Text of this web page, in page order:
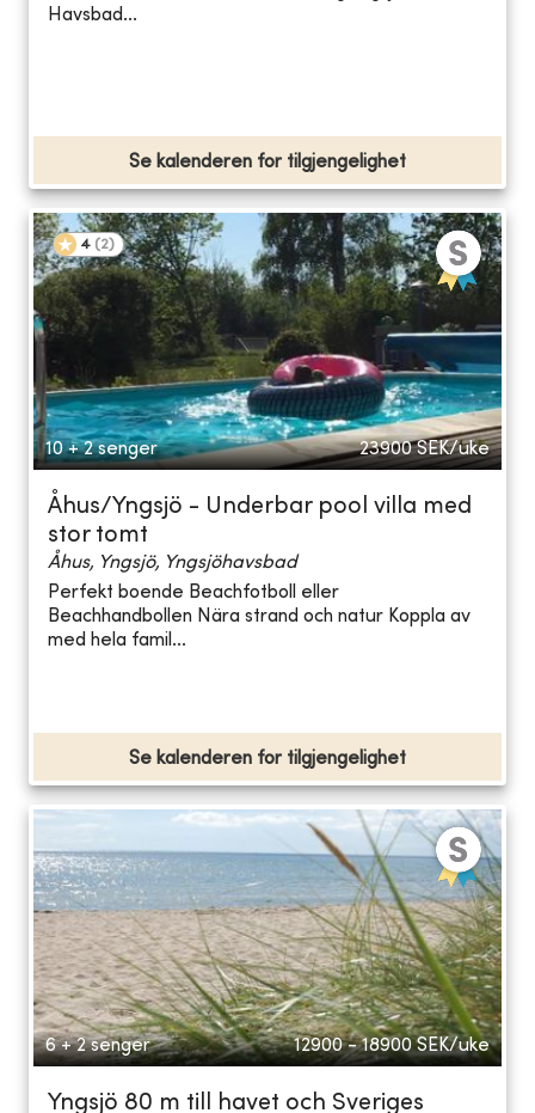
Havsbad...
Se kalenderen for tilgjengelighet
4 (2)
10 + 2 senger 23900 SEK/uke
Åhus/Yngsjö - Underbar pool villa med
stor tomt
Åhus, Yngsjö, Yngsjöhavsbad
Perfekt boende Beachfotboll eller
Beachhandbollen Nära strand och natur Koppla av
med hela famil...
Se kalenderen for tilgjengelighet
6 + 2 senger 12900 - 18900 SEK/uke
Yngsjö 80 m till havet och Sveriges